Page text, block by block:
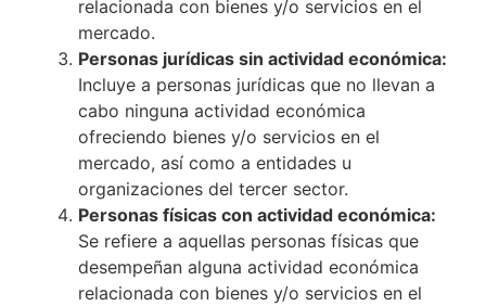
relacionada con bienes y/o servicios en el
mercado.
Personas jurídicas sin actividad económica:
Incluye a personas jurídicas que no llevan a
cabo ninguna actividad económica
ofreciendo bienes y/o servicios en el
mercado, así como a entidades u
organizaciones del tercer sector.
Personas físicas con actividad económica:
Se refiere a aquellas personas físicas que
desempeñan alguna actividad económica
relacionada con bienes y/o servicios en el